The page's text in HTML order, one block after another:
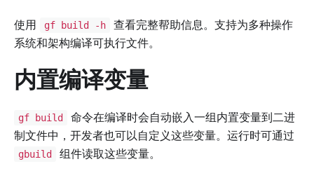
使用 gf build -h
查看完整帮助信息。支持为多种操作
系统和架构编译可执行文件。
内置编译变量
gf build
命令在编译时会自动嵌入一组内置变量到二进
制文件中，开发者也可以自定义这些变量。运行时可通过
gbuild 组件读取这些变量。